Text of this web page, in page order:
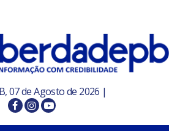
07 de Agosto de 2026 |